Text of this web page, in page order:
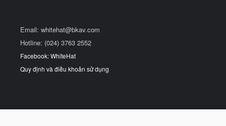
Email: whitehat@bkav.com
Hotline: (024) 3763 2552
Facebook: WhiteHat
Quy định và điều khoản sử dụng